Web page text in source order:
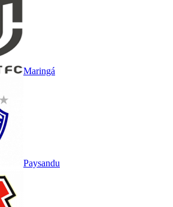
Maringá
Paysandu